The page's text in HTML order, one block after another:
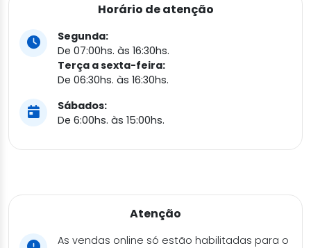
Horário de atenção
Segunda:
De 07:00hs. às 16:30hs.
Terça a sexta-feira:
De 06:30hs. às 16:30hs.
Sábados:
De 6:00hs. às 15:00hs.
Atenção
As vendas online só estão habilitadas para o